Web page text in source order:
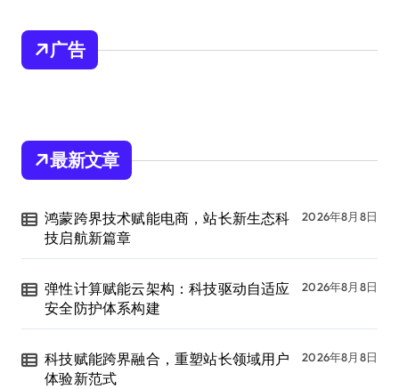
广告
最新文章
鸿蒙跨界技术赋能电商，站长新生态科
技启航新篇章
2026年8月8日
弹性计算赋能云架构：科技驱动自适应
安全防护体系构建
2026年8月8日
科技赋能跨界融合，重塑站长领域用户
体验新范式
2026年8月8日